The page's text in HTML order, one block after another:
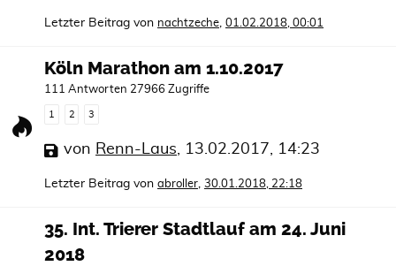
Letzter Beitrag von nachtzeche, 01.02.2018, 00:01
Köln Marathon am 1.10.2017
111 Antworten 27966 Zugriffe
1 2 3
von Renn-Laus 13.02.2017, 14:23
Letzter Beitrag von abroller 30.01.2018, 22:18
35. Int. Trierer Stadtlauf am 24. Juni
2018